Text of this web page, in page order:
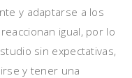
y adaptarse a los
igual, por lo
sin expectativas,
y tener una